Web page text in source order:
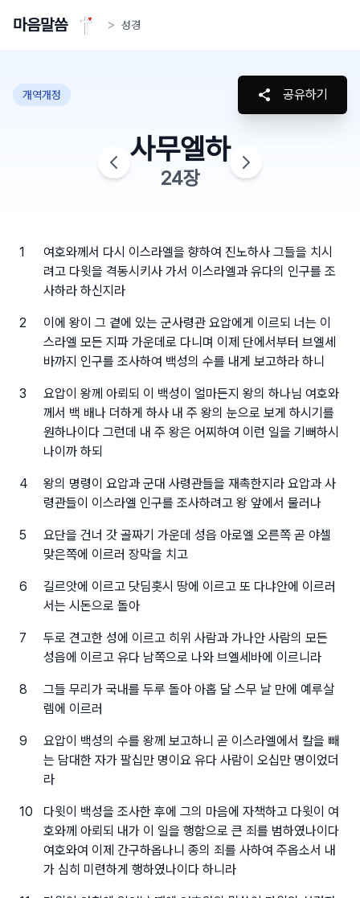
마음말씀 > 성경
개역개정 공유하기
사무엘하
24장
1
여호와께서 다시 이스라엘을 향하여 진노하사 그들을 치시
려고 다윗을 격동시키사 가서 이스라엘과 유다의 인구를 조
사하라 하신지라
2
이에 왕이 그 곁에 있는 군사령관 요압에게 이르되 너는 이
스라엘 모든 지파 가운데로 다니며 이제 단에서부터 브엘세
바까지 인구를 조사하여 백성의 수를 내게 보고하라 하니
3
요압이 왕께 아뢰되 이 백성이 얼마든지 왕의 하나님 여호와
께서 백 배나 더하게 하사 내 주 왕의 눈으로 보게 하시기를
원하나이다 그런데 내 주 왕은 어찌하여 이런 일을 기뻐하시
나이까 하되
4
왕의 명령이 요압과 군대 사령관들을 재촉한지라 요압과 사
령관들이 이스라엘 인구를 조사하려고 왕 앞에서 물러나
5
요단을 건너 갓 골짜기 가운데 성읍 아로엘 오른쪽 곧 야셀
맞은쪽에 이르러 장막을 치고
6
길르앗에 이르고 닷딤홋시 땅에 이르고 또 다냐안에 이르러
서는 시돈으로 돌아
7
두로 견고한 성에 이르고 히위 사람과 가나안 사람의 모든
성읍에 이르고 유다 남쪽으로 나와 브엘세바에 이르니라
8
그들 무리가 국내를 두루 돌아 아홉 달 스무 날 만에 예루살
렘에 이르러
9
요압이 백성의 수를 왕께 보고하니 곧 이스라엘에서 칼을 빼
는 담대한 자가 팔십만 명이요 유다 사람이 오십만 명이었더
라
10
다윗이 백성을 조사한 후에 그의 마음에 자책하고 다윗이 여
호와께 아뢰되 내가 이 일을 행함으로 큰 죄를 범하였나이다
여호와여 이제 간구하옵나니 종의 죄를 사하여 주옵소서 내
가 심히 미련하게 행하였나이다 하니라